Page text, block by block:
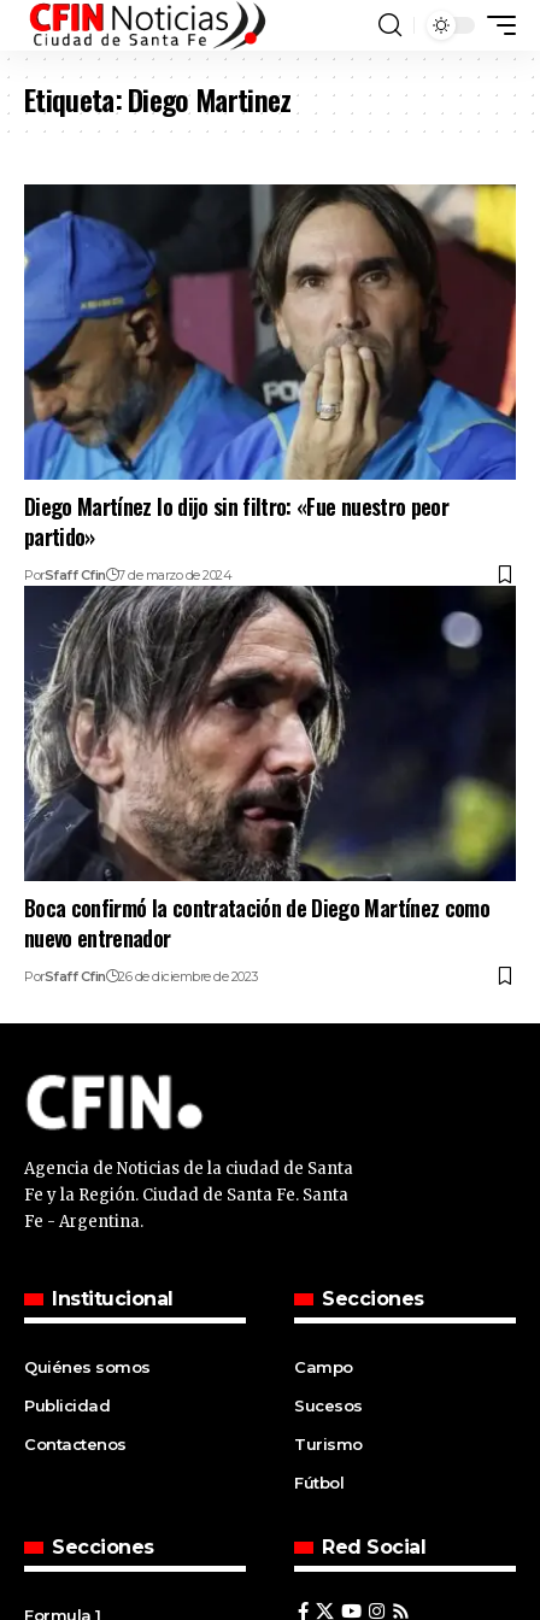
Etiqueta:Diego Martinez
Diego Martínez lo dijo sin filtro: «Fue nuestro peor
partido»
PorSfaff Cfin 7 de marzo de 2024
Boca confirmó la contratación de Diego Martínez como
nuevo entrenador
PorSfaff Cfin 26 de diciembre de 2023
Agencia de Noticias de la ciudad de Santa
Fe y la Región. Ciudad de Santa Fe. Santa
Fe - Argentina.
Institucional
Quiénes somos
Publicidad
Contactenos
Secciones
Campo
Sucesos
Turismo
Fútbol
Secciones
Formula 1
Red Social